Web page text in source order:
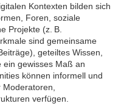
Kontexten bilden sich
Foren, soziale
Projekte (z. B.
sind gemeinsame
geteiltes Wissen,
ein gewisses Maß an
können informell und
verfügen.